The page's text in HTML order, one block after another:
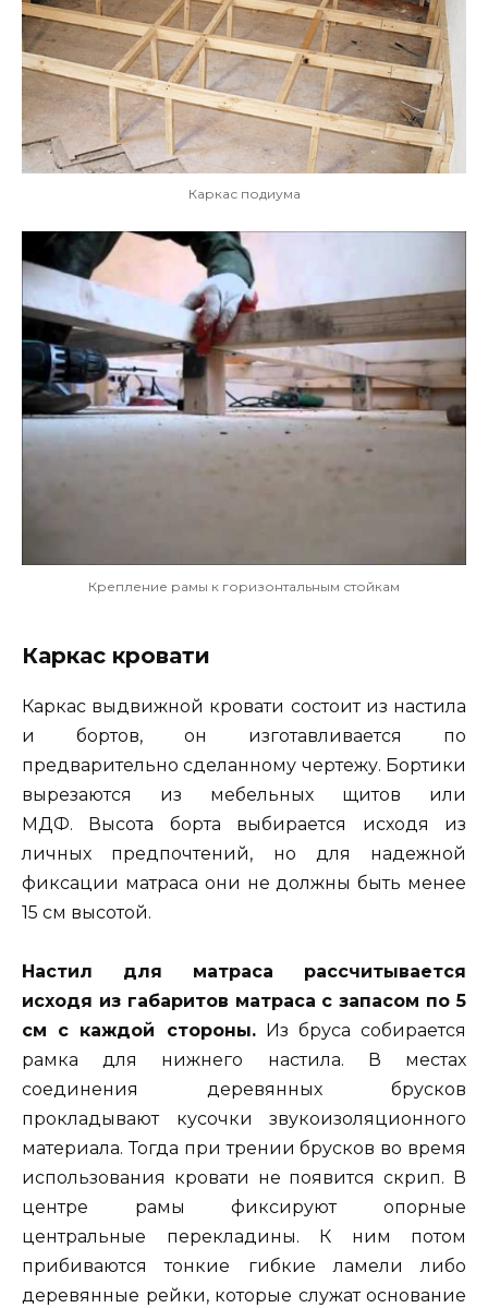
Каркас подиума
Крепление рамы к горизонтальным стойкам
Каркас кровати
Каркас выдвижной кровати состоит из настила
и бортов, он изготавливается по
предварительно сделанному чертежу. Бортики
вырезаются из мебельных щитов или
МДФ. Высота борта выбирается исходя из
личных предпочтений, но для надежной
фиксации матраса они не должны быть менее
15 см высотой.
Настил для матраса рассчитывается
исходя из габаритов матраса с запасом по 5
см с каждой стороны.Из бруса собирается
рамка для нижнего настила. В местах
соединения деревянных брусков
прокладывают кусочки звукоизоляционного
материала. Тогда при трении брусков во время
использования кровати не появится скрип. В
центре рамы фиксируют опорные
центральные перекладины. К ним потом
прибиваются тонкие гибкие ламели либо
деревянные рейки, которые служат основание